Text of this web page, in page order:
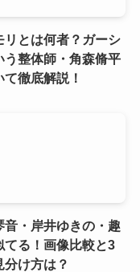
リとは何者？ガーシ
う整体師・角森脩平
て徹底解説！
音・岸井ゆきの・趣
てる！画像比較と3
分け方は？